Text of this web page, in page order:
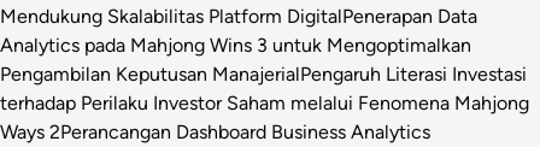
Mendukung Skalabilitas Platform DigitalPenerapan Data
Analytics pada Mahjong Wins 3 untuk Mengoptimalkan
Pengambilan Keputusan ManajerialPengaruh Literasi Investasi
terhadap Perilaku Investor Saham melalui Fenomena Mahjong
Ways 2Perancangan Dashboard Business Analytics